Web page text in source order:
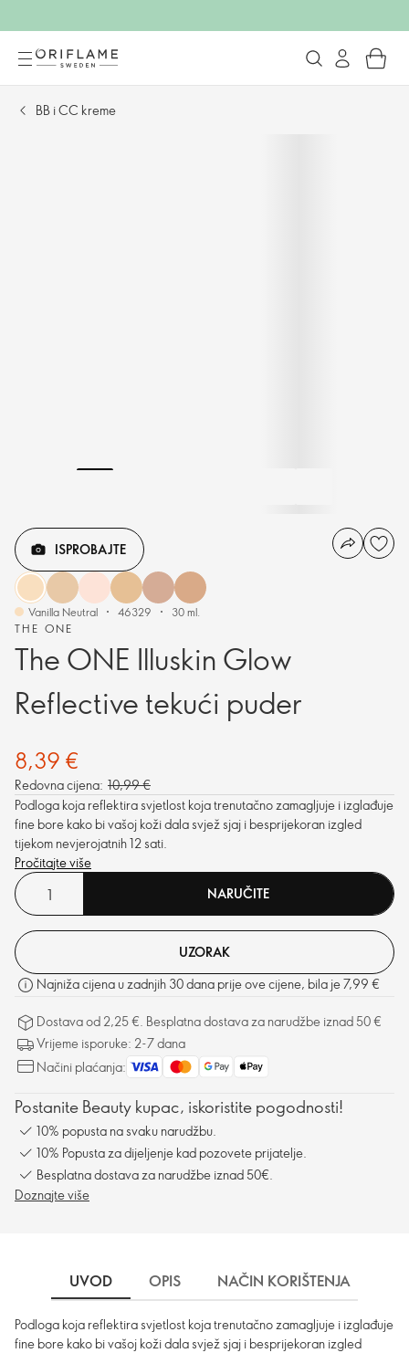
BB i CC kreme
THE ONE
The ONE Illuskin Glow
Reflective tekući puder
ISPROBAJTE
Vanilla Neutral 46329 30 ml.
8,39 €
Redovna cijena: 10,99 €
Podloga koja reflektira svjetlost koja trenutačno zamagljuje i izglađuje
fine bore kako bi vašoj koži dala svjež sjaj i besprijekoran izgled
tijekom nevjerojatnih 12 sati.
Pročitajte više
NARUČITE
UZORAK
Najniža cijena u zadnjih 30 dana prije ove cijene, bila je 7,99 €
Dostava od 2,25 €. Besplatna dostava za narudžbe iznad 50 €
Vrijeme isporuke: 2-7 dana
Načini plaćanja:
Postanite Beauty kupac, iskoristite pogodnosti!
10% popusta na svaku narudžbu.
10% Popusta za dijeljenje kad pozovete prijatelje.
Besplatna dostava za narudžbe iznad 50€.
Doznajte više
UVOD OPIS NAČIN KORIŠTENJA
Podloga koja reflektira svjetlost koja trenutačno zamagljuje i izglađuje
fine bore kako bi vašoj koži dala svjež sjaj i besprijekoran izgled